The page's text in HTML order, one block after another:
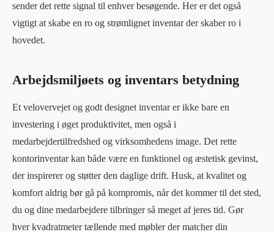
sender det rette signal til enhver besøgende. Her er det også
vigtigt at skabe en ro og strømlignet inventar der skaber ro i
hovedet.
Arbejdsmiljøets og inventars betydning
Et velovervejet og godt designet inventar er ikke bare en
investering i øget produktivitet, men også i
medarbejdertilfredshed og virksomhedens image. Det rette
kontorinventar kan både være en funktionel og æstetisk gevinst,
der inspirerer og støtter den daglige drift. Husk, at kvalitet og
komfort aldrig bør gå på kompromis, når det kommer til det sted,
du og dine medarbejdere tilbringer så meget af jeres tid. Gør
hver kvadratmeter tællende med møbler der matcher din